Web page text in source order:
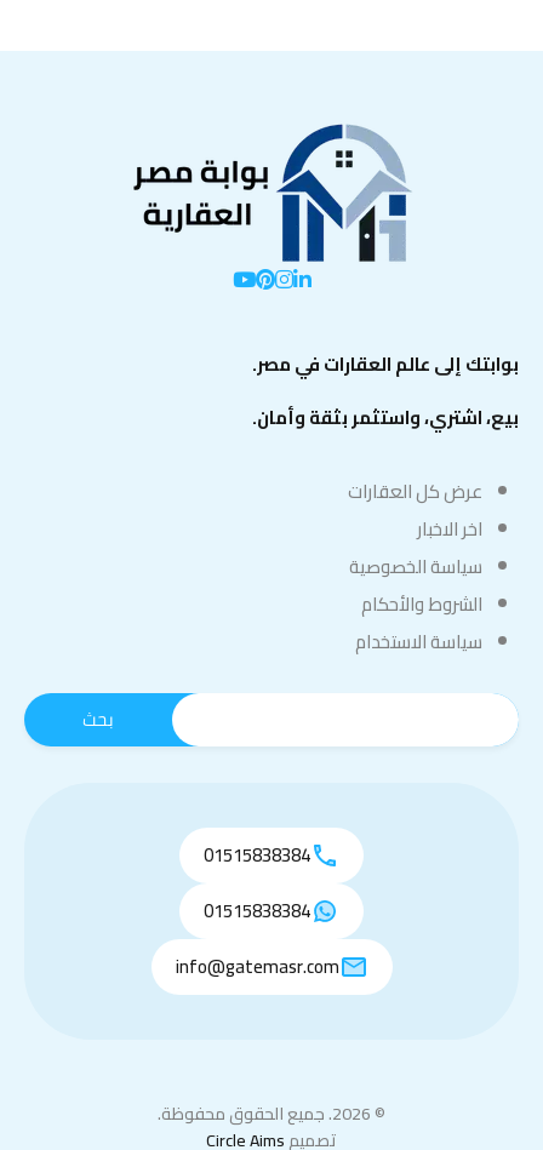
بوابتك إلى عالم العقارات في مصر.
بيع، اشتري، واستثمر بثقة وأمان.
عرض كل العقارات
اخر الاخبار
سياسة الخصوصية
الشروط والأحكام
سياسة الاستخدام
01515838384
01515838384
info@gatemasr.com
© 2026. جميع الحقوق محفوظة.
تصميمCircle Aims